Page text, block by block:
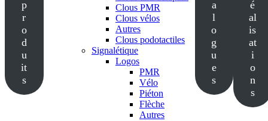
p
r
o
d
u
it
s
Clous PMR
Clous vélos
Autres
Clous podotactiles
Signalétique
Logos
PMR
Vélo
Piéton
Flèche
Autres
a
l
o
g
u
e
s
é
al
is
at
i
o
n
s